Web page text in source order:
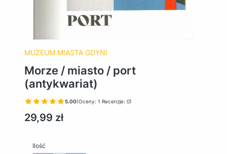
MUZEUM MIASTA GDYNI
Morze / miasto / port
(antykwariat)
5.00(Oceny: 1 Recenzje: 0)
Cena
29,99 zł
Ilość